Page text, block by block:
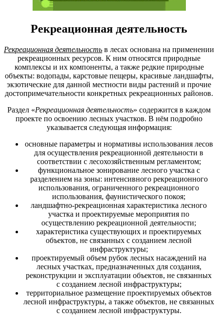
Pекреационная деятельность
Рекреационная деятельность в лесах основана на применении
рекреационных ресурсов. К ним относятся природные
комплексы и их компоненты, а также редкие природные
объекты: водопады, карстовые пещеры, красивые ландшафты,
экзотические для данной местности виды растений и прочие
достопримечательности конкретных рекреационных районов.
Раздел «Рекреационная деятельность» содержится в каждом
проекте по освоению лесных участков. В нём подробно
указывается следующая информация:
основные параметры и нормативы использования лесов
для осуществления рекреационной деятельности в
соответствии с лесохозяйственным регламентом;
функциональное зонирование лесного участка с
разделением на зоны: интенсивного рекреационного
использования, ограниченного рекреационного
использования, фаунистического покоя;
ландшафтно-рекреационная характеристика лесного
участка и проектируемые мероприятия по
осуществлению рекреационной деятельности;
характеристика существующих и проектируемых
объектов, не связанных с созданием лесной
инфраструктуры;
проектируемый объем рубок лесных насаждений на
лесных участках, предназначенных для создания,
реконструкции и эксплуатации объектов, не связанных
с созданием лесной инфраструктуры;
территориальное размещение проектируемых объектов
лесной инфраструктуры, а также объектов, не связанных
с созданием лесной инфраструктуры.